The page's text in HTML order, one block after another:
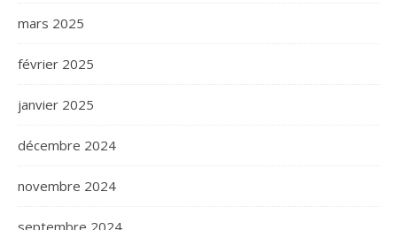
mars 2025
février 2025
janvier 2025
décembre 2024
novembre 2024